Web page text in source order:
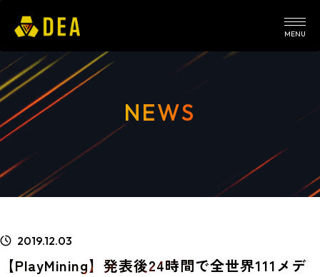
MENU
NEWS
2019.12.03
【PlayMining】発表後24時間で全世界111メデ